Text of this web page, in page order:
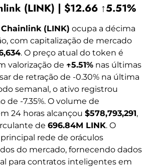
(LINK) | $12.66 ↑5.51%
Chainlink (LINK) ocupa a décima
com capitalização de mercado
. O preço atual do token é
valorização de ↑5.51% nas últimas
de retração de -0.30% na última
semanal, o ativo registrou
de -7.35%. O volume de
24 horas alcançou $578,793,291,
de 696.84M LINK. O
rede de oráculos
do mercado, fornecendo dados
para contratos inteligentes em